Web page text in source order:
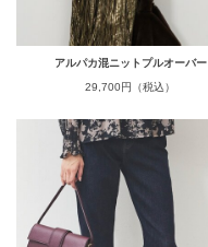
アルパカ混ニットプルオーバー
29,700円（税込）